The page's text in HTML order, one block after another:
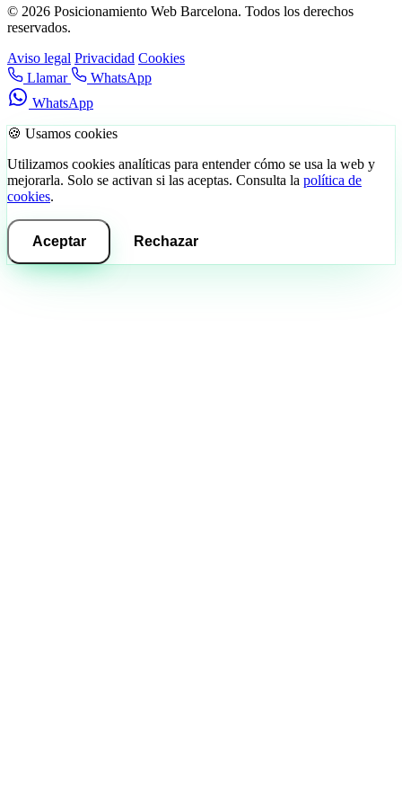
© 2026 Posicionamiento Web Barcelona. Todos los derechos
reservados.
Aviso legal Privacidad Cookies
Llamar
WhatsApp
WhatsApp
🍪 Usamos cookies
Utilizamos cookies analíticas para entender cómo se usa la web y
mejorarla. Solo se activan si las aceptas. Consulta la política de
cookies.
Aceptar Rechazar